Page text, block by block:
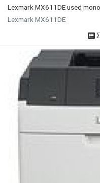
Lexmark MX611DE used
Lexmark MX611DE